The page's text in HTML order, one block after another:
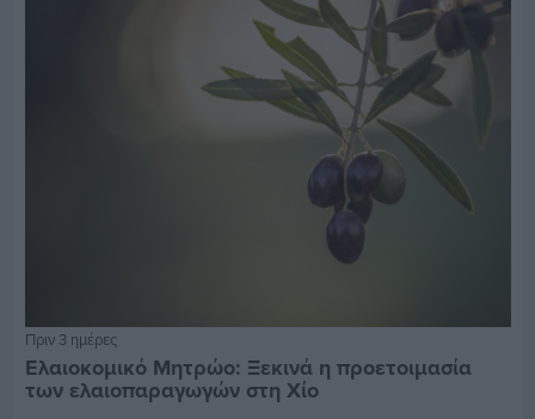
Πριν 3 ημέρες
Ελαιοκομικό Μητρώο: Ξεκινά η προετοιμασία
των ελαιοπαραγωγών στη Χίο